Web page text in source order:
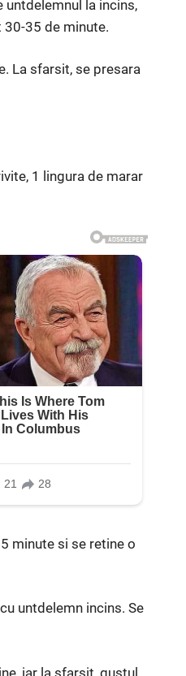
untdelemnul la incins,
30-35 de minute.
La sfarsit, se presara
1 lingura de marar
minute si se retine o
untdelemn incins. Se
iar la sfarsit, gustul